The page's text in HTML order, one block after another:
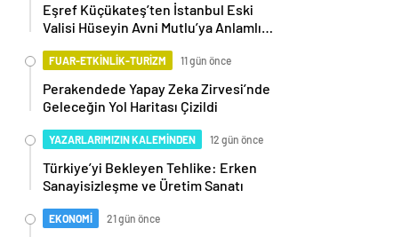
Eşref Küçükateş’ten İstanbul Eski
Valisi Hüseyin Avni Mutlu’ya Anlamlı
FUAR-ETKİNLİK-TURİZM 11 gün önce
Perakendede Yapay Zeka Zirvesi’nde
Geleceğin Yol Haritası Çizildi
YAZARLARIMIZIN KALEMİNDEN 12 gün önce
Türkiye’yi Bekleyen Tehlike: Erken
Sanayisizleşme ve Üretim Sanatı
EKONOMİ 21 gün önce